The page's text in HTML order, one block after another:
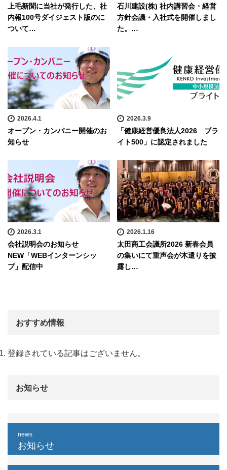
上毛新聞に当社が発行した、社
内報100号ダイジェスト版のに
ついて…
石川建設(株) 社内講習会・経営
方針会議・入社式を開催しまし
た。…
2026.4.1
オープン・カンパニー開催のお
知らせ
2026.3.9
「健康経営優良法人2026 ブラ
イト500」に認定されました
2026.3.1
会社説明会のお知らせ
NEW「WEBインターンシッ
プ」配信中
2026.1.16
太田商工会議所2026 新春会員
の集いにて重声会が木遣りを披
露し…
おすすめ情報
登録されている記事はございません。
お知らせ
news
お知らせ